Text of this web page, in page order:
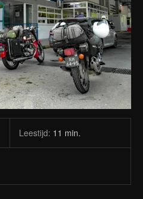
Leestijd: 11 min.